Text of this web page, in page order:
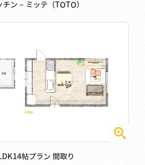
チン – ミッテ（TOTO）
帖プラン 間取り